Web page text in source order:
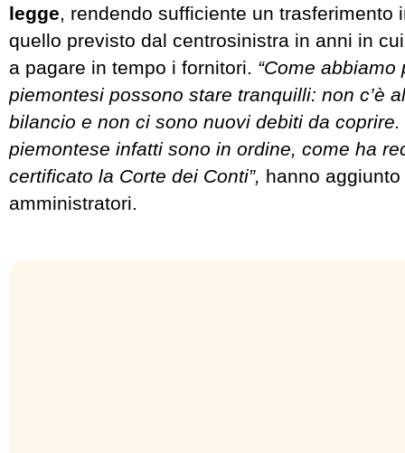
legge, rendendo sufficiente un trasferimento
quello previsto dal centrosinistra in anni in
a pagare in tempo i fornitori. “Come
piemontesi possono stare tranquilli: non c’è
bilancio e non ci sono nuovi debiti da
piemontese infatti sono in ordine, come ha
certificato la Corte dei Conti”, hanno aggiunto
amministratori.